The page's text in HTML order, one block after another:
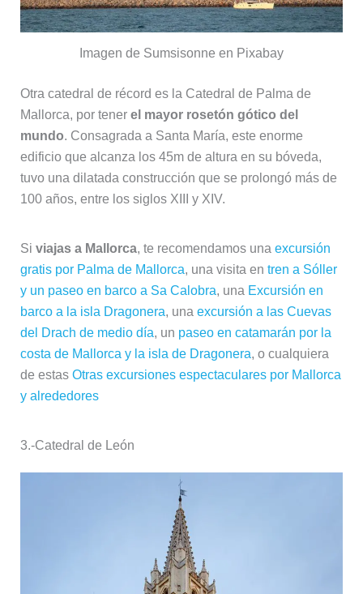
Imagen de Sumsisonne en Pixabay
Otra catedral de récord es la Catedral de Palma de
Mallorca, por tenerel mayor rosetón gótico del
mundo. Consagrada a Santa María, este enorme
edificio que alcanza los 45m de altura en su bóveda,
tuvo una dilatada construcción que se prolongó más de
100 años, entre los siglos XIII y XIV.
Si viajas a Mallorca, te recomendamos una excursión
gratis por Palma de Mallorca, una visita en tren a Sóller
y un paseo en barco a Sa Calobra, una Excursión en
barco a la isla Dragonera, una excursión a las Cuevas
del Drach de medio día, un paseo en catamarán por la
costa de Mallorca y la isla de Dragonera, o cualquiera
de estas Otras excursiones espectaculares por Mallorca
y alrededores
3.-Catedral de León